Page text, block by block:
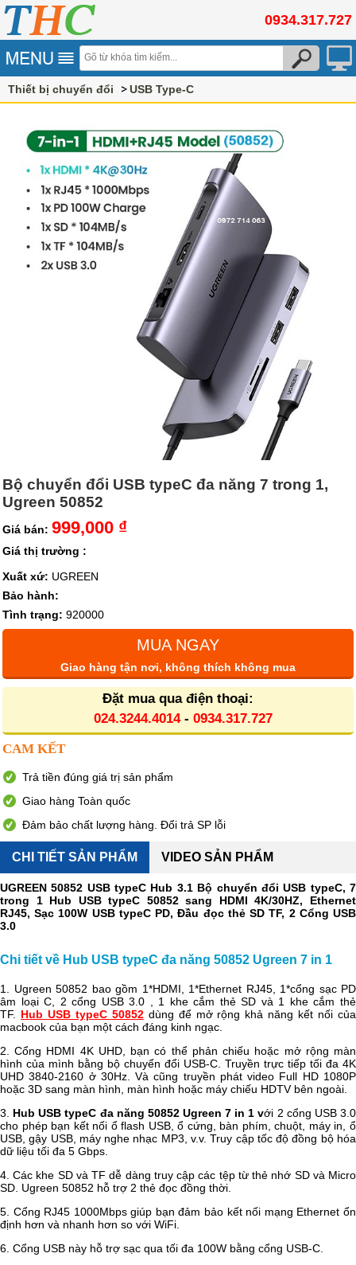
0934.317.727
Thiết bị chuyển đổi USB Type-C
Bộ chuyển đổi USB typeC đa năng 7 trong 1,
Ugreen 50852
Giá bán: 999,000 ₫
Giá thị trường :
Xuất xứ: UGREEN
Bảo hành:
Tình trạng: 920000
MUA NGAY
Giao hàng tận nơi, không thích không mua
Đặt mua qua điện thoại:
024.3244.4014- 0934.317.727
CAM KẾT
Trả tiền đúng giá trị sản phẩm
Giao hàng Toàn quốc
Đảm bảo chất lượng hàng. Đổi trả SP lỗi
CHI TIẾT SẢN PHẨM VIDEO SẢN PHẨM
UGREEN 50852 USB typeC Hub 3.1 Bộ chuyển đổi USB typeC, 7
trong 1 Hub USB typeC 50852 sang HDMI 4K/30HZ, Ethernet
RJ45, Sạc 100W USB typeC PD, Đầu đọc thẻ SD TF, 2 Cổng USB
3.0
Chi tiết về Hub USB typeC đa năng 50852 Ugreen 7 in 1
1. Ugreen 50852 bao gồm 1*HDMI, 1*Ethernet RJ45, 1*cổng sạc PD
âm loại C, 2 cổng USB 3.0 , 1 khe cắm thẻ SD và 1 khe cắm thẻ
TF. Hub USB typeC 50852 dùng để mở rộng khả năng kết nối của
macbook của bạn một cách đáng kinh ngạc.
2. Cổng HDMI 4K UHD, bạn có thể phản chiếu hoặc mở rộng màn
hình của mình bằng bộ chuyển đổi USB-C. Truyền trực tiếp tối đa 4K
UHD 3840-2160 ở 30Hz. Và cũng truyền phát video Full HD 1080P
hoặc 3D sang màn hình, màn hình hoặc máy chiếu HDTV bên ngoài.
3. Hub USB typeC đa năng 50852 Ugreen 7 in 1 với 2 cổng USB 3.0
cho phép bạn kết nối ổ flash USB, ổ cứng, bàn phím, chuột, máy in, ổ
USB, gậy USB, máy nghe nhạc MP3, v.v. Truy cập tốc độ đồng bộ hóa
dữ liệu tối đa 5 Gbps.
4. Các khe SD và TF dễ dàng truy cập các tệp từ thẻ nhớ SD và Micro
SD. Ugreen 50852 hỗ trợ 2 thẻ đọc đồng thời.
5. Cổng RJ45 1000Mbps giúp bạn đảm bảo kết nối mạng Ethernet ổn
định hơn và nhanh hơn so với WiFi.
6. Cổng USB này hỗ trợ sạc qua tối đa 100W bằng cổng USB-C.